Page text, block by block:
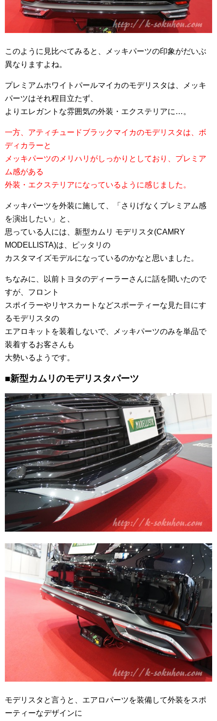
このように見比べてみると、メッキパーツの印象がだいぶ
異なりますよね。
プレミアムホワイトパールマイカのモデリスタは、メッキ
パーツはそれ程目立たず、
よりエレガントな雰囲気の外装・エクステリアに…。
一方、アティチュードブラックマイカのモデリスタは、ボ
ディカラーと
メッキパーツのメリハリがしっかりとしており、プレミア
ム感がある
外装・エクステリアになっているように感じました。
メッキパーツを外装に施して、「さりげなくプレミアム感
を演出したい」と、
思っている人には、新型カムリ モデリスタ(CAMRY
MODELLISTA)は、ピッタリの
カスタマイズモデルになっているのかなと思いました。
ちなみに、以前トヨタのディーラーさんに話を聞いたので
すが、フロント
スポイラーやリヤスカートなどスポーティーな見た目にす
るモデリスタの
エアロキットを装着しないで、メッキパーツのみを単品で
装着するお客さんも
大勢いるようです。
■新型カムリのモデリスタパーツ
モデリスタと言うと、エアロパーツを装備して外装をスポ
ーティーなデザインに